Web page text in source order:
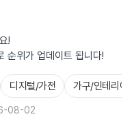
!
순위가 업데이트 됩니다!
디지털/가전 가구/인테리어
08-02